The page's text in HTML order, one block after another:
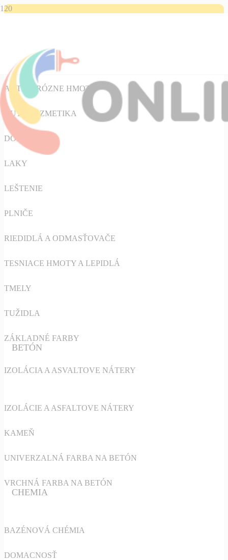
AUTO-MOTO
ANTIKORÓZNE HMOTY
AUTOKOZMETIKA
DOPLNKY
LAKY
LEŠTENIE
PLNIČE
RIEDIDLÁ A ODMASŤOVAČE
TESNIACE HMOTY A LEPIDLÁ
TMELY
TUŽIDLA
ZÁKLADNÉ FARBY
BETÓN
IZOLÁCIA A ASVALTOVE NÁTERY
IZOLÁCIE A ASFALTOVE NÁTERY
KAMEŇ
UNIVERZALNÁ FARBA NA BETÓN
VRCHNÁ FARBA NA BETÓN
CHEMIA
BAZÉNOVÁ CHÉMIA
DOMACNOSŤ